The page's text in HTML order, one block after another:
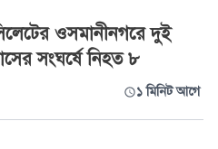
ওসমানীনগরে দুই
সংঘর্ষে নিহত ৮
১ মিনিট আগে